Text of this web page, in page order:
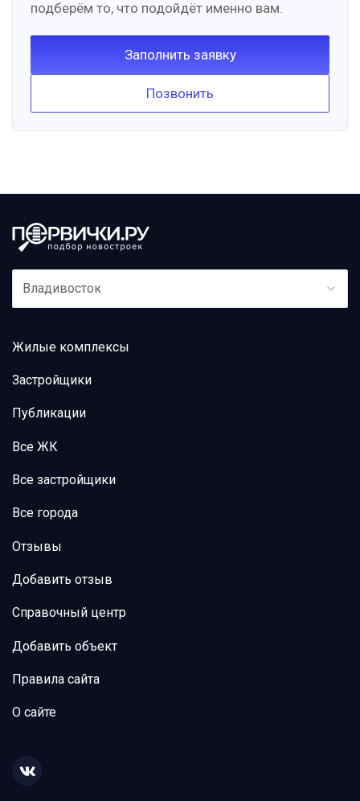
подберём то, что подойдёт именно вам.
Заполнить заявку
Позвонить
Владивосток
Жилые комплексы
Застройщики
Публикации
Все ЖК
Все застройщики
Все города
Отзывы
Добавить отзыв
Справочный центр
Добавить объект
Правила сайта
О сайте